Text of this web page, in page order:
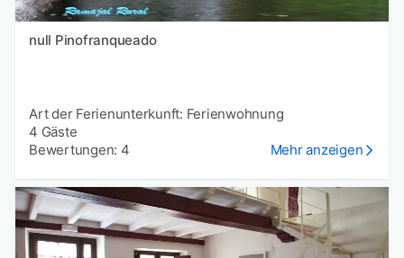
null Pinofranqueado
Art der Ferienunterkunft: Ferienwohnung
4 Gäste
Bewertungen: 4
Mehr anzeigen